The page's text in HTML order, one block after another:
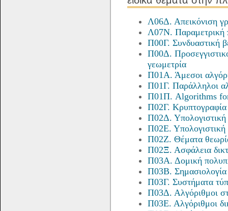
Λ06Δ. Απεικόνιση
Λ07Ν. Παραμετρική
Π00Γ. Συνδυαστική
Π00Δ.
γεωμετρία
Π01Α. Άμεσοι
Π01Γ. Παράλληλοι
Π01Π. Algorithms
Π02Γ. Κρυπτογραφία
Π02Δ. Υπολογιστική
Π02Ε. Υπολογιστική
Π02Ζ. Θέματα
Π02Ξ. Ασφάλεια
Π03Α. Δομική
Π03Β.
Π03Γ. Συστήματα
Π03Δ. Αλγόριθμοι
Π03Ε. Αλγόριθμοι